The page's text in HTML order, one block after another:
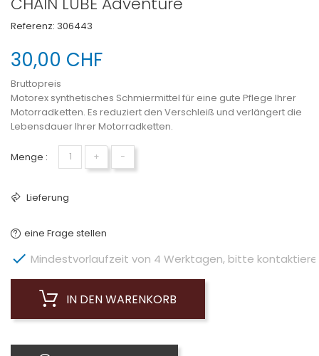
Referenz: 306443
30,00 CHF
Bruttopreis
Motorex synthetisches Schmiermittel für eine gute Pflege Ihrer
Motorradketten. Es reduziert den Verschleiß und verlängert die
Lebensdauer Ihrer Motorradketten.
Menge : + −
Lieferung
eine Frage stellen
 Mindestvorlaufzeit von 4 Werktagen, bitte
IN DEN WARENKORB